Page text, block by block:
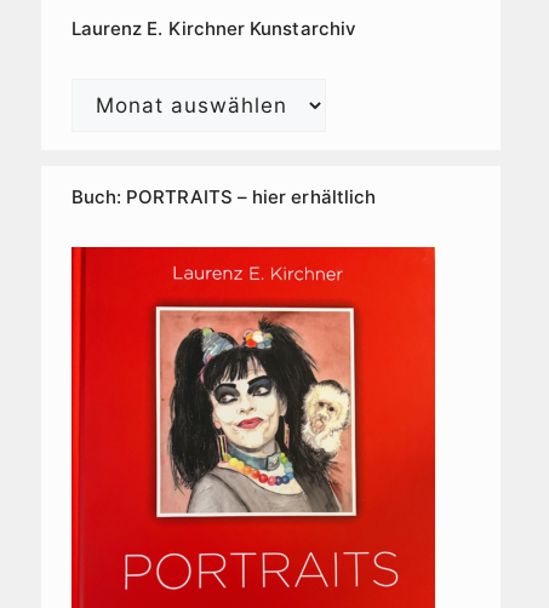
Laurenz E. Kirchner Kunstarchiv
Laurenz
Buch: PORTRAITS – hier erhältlich